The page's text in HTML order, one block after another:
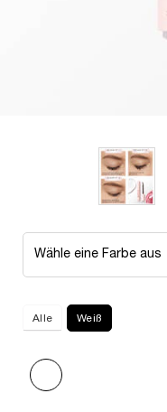
Wähle eine Farbe aus
Alle Weiß
Ausgewählt
Mascara Melter, 1 von 1